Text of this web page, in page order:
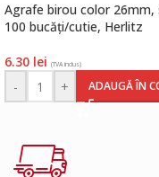
Agrafe birou color 26mm,
100 bucăți/cutie, Herlitz
6.30 lei (TVA inclus)
- + ADAUGĂ ÎN